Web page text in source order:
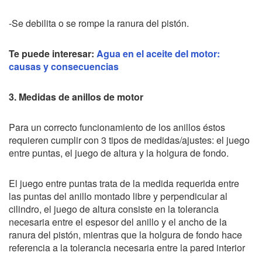
-Se debilita o se rompe la ranura del pistón.
Te puede interesar: Agua en el aceite del motor:
causas y consecuencias
3. Medidas de anillos de motor
Para un correcto funcionamiento de los anillos éstos
requieren cumplir con 3 tipos de medidas/ajustes: el juego
entre puntas, el juego de altura y la holgura de fondo.
El juego entre puntas trata de la medida requerida entre
las puntas del anillo montado libre y perpendicular al
cilindro, el juego de altura consiste en la tolerancia
necesaria entre el espesor del anillo y el ancho de la
ranura del pistón, mientras que la holgura de fondo hace
referencia a la tolerancia necesaria entre la pared interior